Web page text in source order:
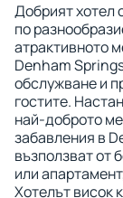
Добрият хотел
по
атрактивното
Denham
обслужване и
гостите.
най-доброто
забавления в
възползват от
или
Хотелът висок